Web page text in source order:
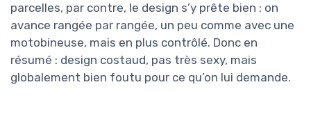
parcelles, par contre, le design s’y prête bien : on
avance rangée par rangée, un peu comme avec une
motobineuse, mais en plus contrôlé. Donc en
résumé : design costaud, pas très sexy, mais
globalement bien foutu pour ce qu’on lui demande.